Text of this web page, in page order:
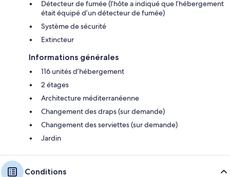
Détecteur de fumée (l’hôte a indiqué que l’hébergement
était équipé d’un détecteur de fumée)
Système de sécurité
Extincteur
Informations générales
116 unités d’hébergement
2 étages
Architecture méditerranéenne
Changement des draps (sur demande)
Changement des serviettes (sur demande)
Jardin
Conditions